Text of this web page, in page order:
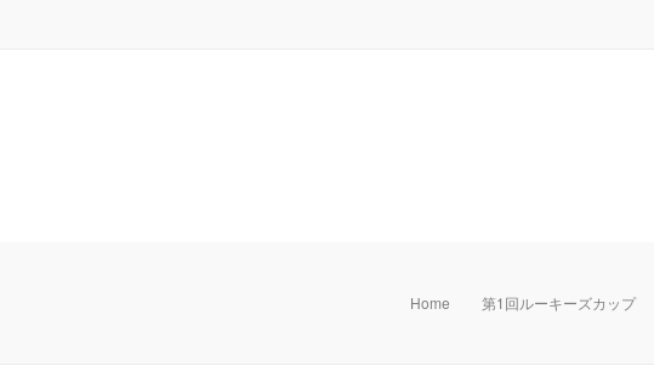
Home 第1回ルーキーズカップ